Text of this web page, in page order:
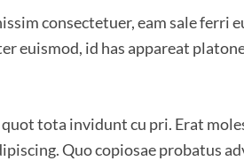
consectetuer, eam sale ferri
euismod, id has appareat
tota invidunt cu pri. Erat
Quo copiosae probatus